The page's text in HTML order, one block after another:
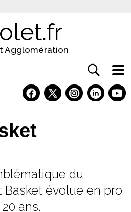
Agglomération
du
Basket évolue en pro
ans.